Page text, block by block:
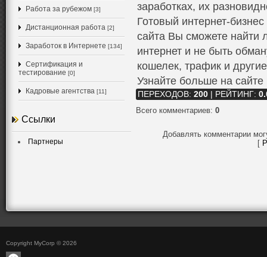
Работа за рубежом [3]
Дистанционная работа [2]
Заработок в Интернете [134]
Сертификация и
тестирование [0]
Кадровые агентства [11]
Ссылки
Партнеры
заработках, их
Готовый интернет-
сайта Вы сможете найти
интернет и не быть
кошелек, трафик и
Узнайте больше на
ПЕРЕХОДОВ: 200 РЕЙТИНГ:
Всего комментариев: 0
Добавлять комментарии
[
Copyright MyCorp © 2026